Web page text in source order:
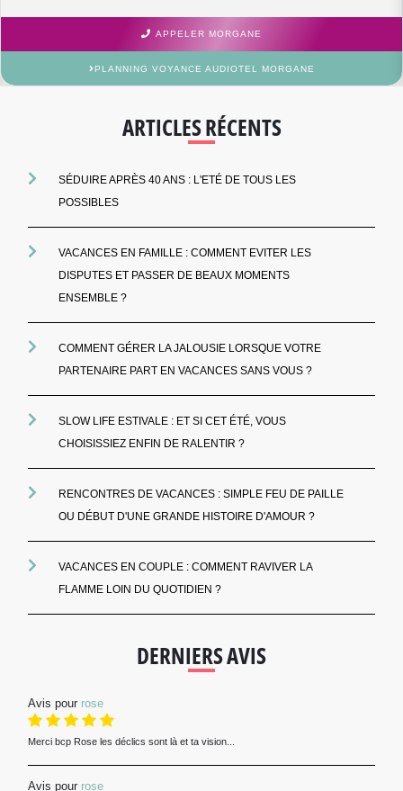
APPELER MORGANE
PLANNING VOYANCE AUDIOTEL MORGANE
ARTICLES RÉCENTS
SÉDUIRE APRÈS 40 ANS : L'ETÉ DE TOUS LES
POSSIBLES
VACANCES EN FAMILLE : COMMENT EVITER LES
DISPUTES ET PASSER DE BEAUX MOMENTS
ENSEMBLE ?
COMMENT GÉRER LA JALOUSIE LORSQUE VOTRE
PARTENAIRE PART EN VACANCES SANS VOUS ?
SLOW LIFE ESTIVALE : ET SI CET ÉTÉ, VOUS
CHOISISSIEZ ENFIN DE RALENTIR ?
RENCONTRES DE VACANCES : SIMPLE FEU DE PAILLE
OU DÉBUT D'UNE GRANDE HISTOIRE D'AMOUR ?
VACANCES EN COUPLE : COMMENT RAVIVER LA
FLAMME LOIN DU QUOTIDIEN ?
DERNIERS AVIS
Avis pour rose
Merci bcp Rose les déclics sont là et ta vision...
Avis pour rose